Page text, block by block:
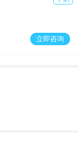
立即咨询